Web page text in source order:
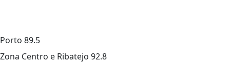
Porto 89.5
Zona Centro e Ribatejo 92.8